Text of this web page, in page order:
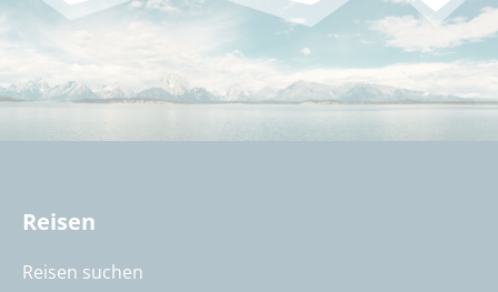
Reisen
Reisen suchen